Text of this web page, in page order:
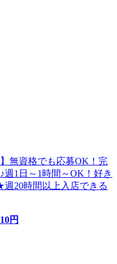
無資格でも応募OK！完
1日～1時間～OK！好き
20時間以上入店できる
円